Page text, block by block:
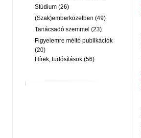
Stúdium (26)
(Szak)emberközelben (49)
Tanácsadó szemmel (23)
Figyelemre méltó publikációk
(20)
Hírek, tudósítások (56)